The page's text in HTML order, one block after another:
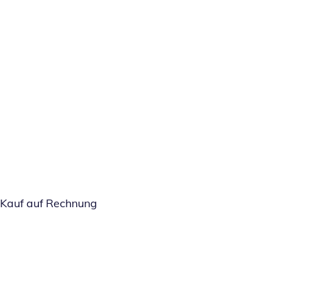
Kauf auf Rechnung